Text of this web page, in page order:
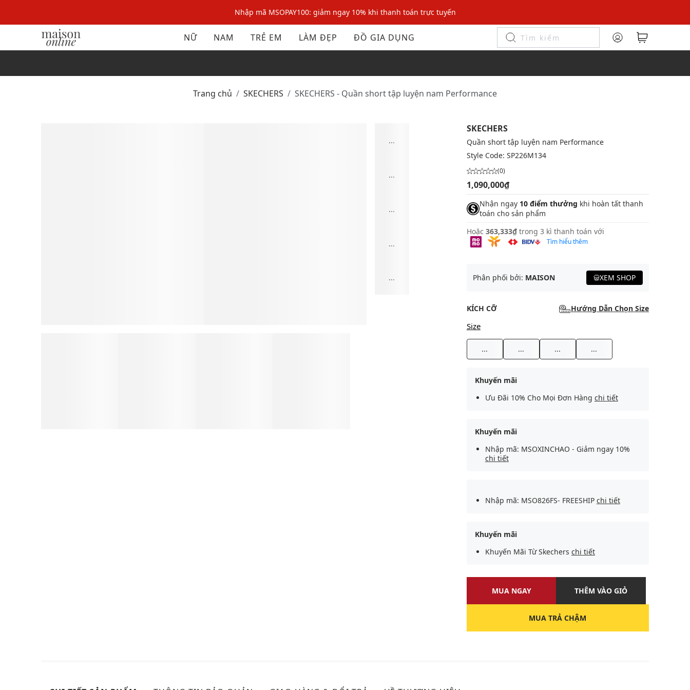
Nhập mã MSOPAY100: giảm ngay 10% khi thanh toán trực tuyến
Nhập mã: MSOXINCHAO - Giảm 10% đơn đầu cho thành viên mới!
Nhập mã MSOPAY100: giảm ngay 10% khi thanh toán trực tuyến
NỮ NAM TRẺ EM LÀM ĐẸP ĐỒ GIA DỤNG
Trang chủ SKECHERS SKECHERS - Quần short tập luyện nam Performance
...
...
...
...
...
SKECHERS
Quần short tập luyện nam Performance
Style Code: SP226M134
(0)
1,090,000₫
Nhận ngay 10 điểm thưởng khi hoàn tất thanh
toán cho sản phẩm
Hoặc 363,333₫ trong 3 kì thanh toán với
Tìm hiểu thêm
Phân phối bởi: MAISON XEM SHOP
KÍCH CỠ Hướng Dẫn Chọn Size
Size
... ... ... ...
Khuyến mãi
Ưu Đãi 10% Cho Mọi Đơn Hàng chi tiết
Khuyến mãi
Nhập mã: MSOXINCHAO - Giảm ngay 10%
chi tiết
Nhập mã: MSO826FS- FREESHIP chi tiết
Khuyến mãi
Khuyến Mãi Từ Skechers chi tiết
MUA NGAY THÊM VÀO GIỎ
MUA TRẢ CHẬM